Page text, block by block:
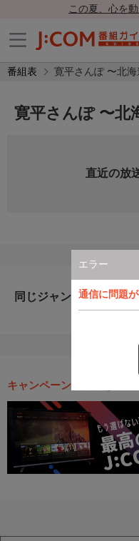
この夏、心を
番組表 寛平さんぽ 〜北海
エラー
通信に問題
寛平さんぽ 〜北
直近の放
同じジャンルのおすす
キャンペーン・お得な情報